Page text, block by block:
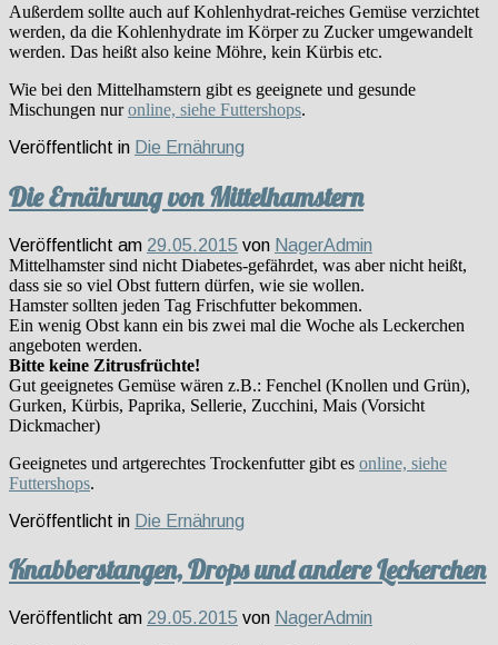
Außerdem sollte auch auf Kohlenhydrat-reiches Gemüse verzichtet
werden, da die Kohlenhydrate im Körper zu Zucker umgewandelt
werden. Das heißt also keine Möhre, kein Kürbis etc.
Wie bei den Mittelhamstern gibt es geeignete und gesunde
Mischungen nuronline, siehe Futtershops.
Veröffentlicht in Die Ernährung
Die Ernährung von Mittelhamstern
Veröffentlicht am 29.05.2015 von NagerAdmin
Mittelhamster sind nicht Diabetes-gefährdet, was aber nicht heißt,
dass sie so viel Obst futtern dürfen, wie sie wollen.
Hamster sollten jeden Tag Frischfutter bekommen.
Ein wenig Obst kann ein bis zwei mal die Woche als Leckerchen
angeboten werden.
Bitte keine Zitrusfrüchte!
Gut geeignetes Gemüse wären z.B.: Fenchel (Knollen und Grün),
Gurken, Kürbis, Paprika, Sellerie, Zucchini, Mais (Vorsicht
Dickmacher)
Geeignetes und artgerechtes Trockenfutter gibt es online, siehe
Futtershops.
Veröffentlicht in Die Ernährung
Knabberstangen, Drops und andere Leckerchen
Veröffentlicht am 29.05.2015 von NagerAdmin